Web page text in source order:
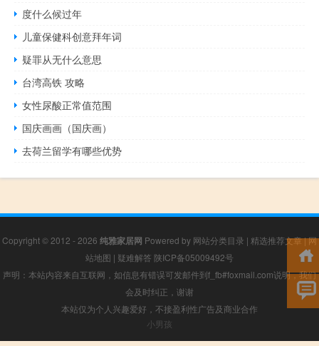
度什么候过年
儿童保健科创意拜年词
疑罪从无什么意思
台湾高铁 攻略
女性尿酸正常值范围
国庆画画（国庆画）
去荷兰留学有哪些优势
Copyright © 2012 - 2026 纯雅家居网 Powered by 网站分类目录 | 精选推荐文章|网
站地图 | 疑难解答 陕ICP备05009492号
声明：本站内容来自互联网，如信息有错误可发邮件到f_fb#foxmail.com说明，我们
会及时纠正，谢谢
本站仅为个人兴趣爱好，不接盈利性广告及商业合作
小男孩